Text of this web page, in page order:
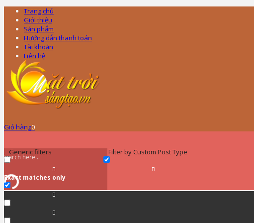
Trang chủ
Giới thiệu
Sản phẩm
Hướng dẫn thanh toán
Tài khoản
Liên hệ
Giỏ hàng0
Generic filters
Exact matches only
Filter by Custom Post Type